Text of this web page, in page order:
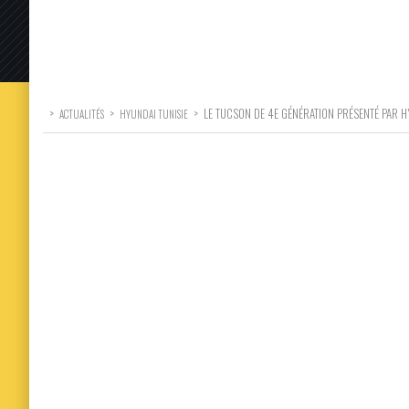
> ACTUALITÉS > HYUNDAI TUNISIE > LE TUCSON DE 4E GÉNÉRATION PRÉSENTÉ PAR